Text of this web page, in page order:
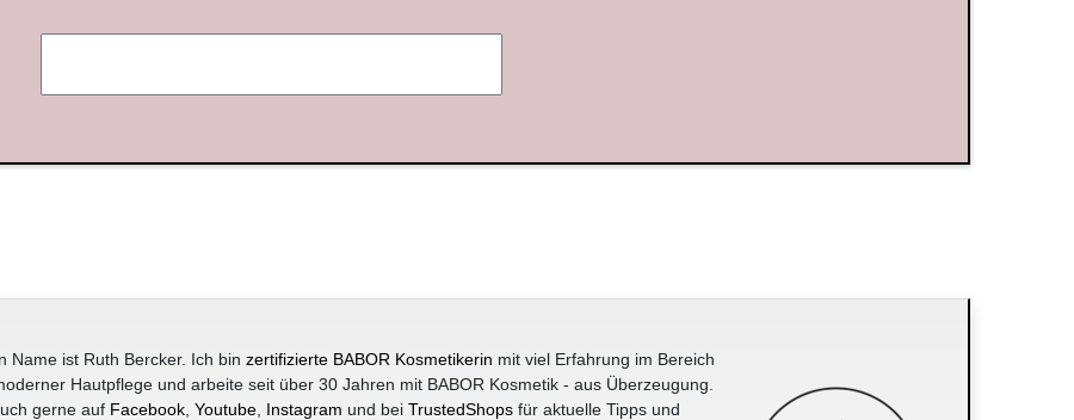
Name ist Ruth Bercker. Ich bin zertifizierte BABOR Kosmetikerin mit viel Erfahrung im Bereich
Hautpflege und arbeite seit über 30 Jahren mit BABOR Kosmetik - aus Überzeugung.
gerne auf Facebook, Youtube, Instagram und bei TrustedShopsfür aktuelle Tipps und